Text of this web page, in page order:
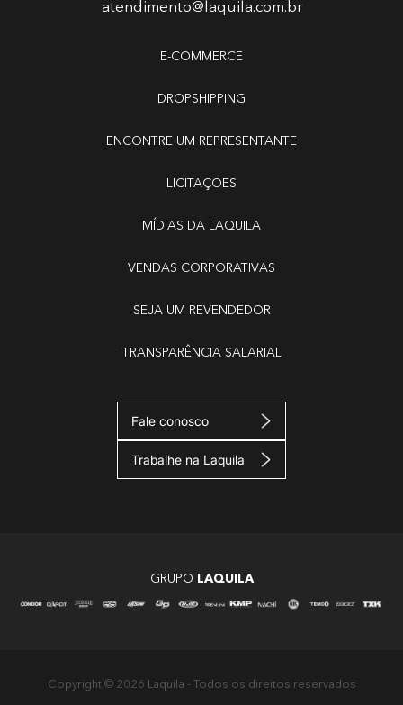
atendimento@laquila.com.br
E-COMMERCE
DROPSHIPPING
ENCONTRE UM REPRESENTANTE
LICITAÇÕES
MÍDIAS DA LAQUILA
VENDAS CORPORATIVAS
SEJA UM REVENDEDOR
TRANSPARÊNCIA SALARIAL
Fale conosco
Trabalhe na Laquila
GRUPO LAQUILA
Copyright © 2026 Laquila - Todos os direitos reservados